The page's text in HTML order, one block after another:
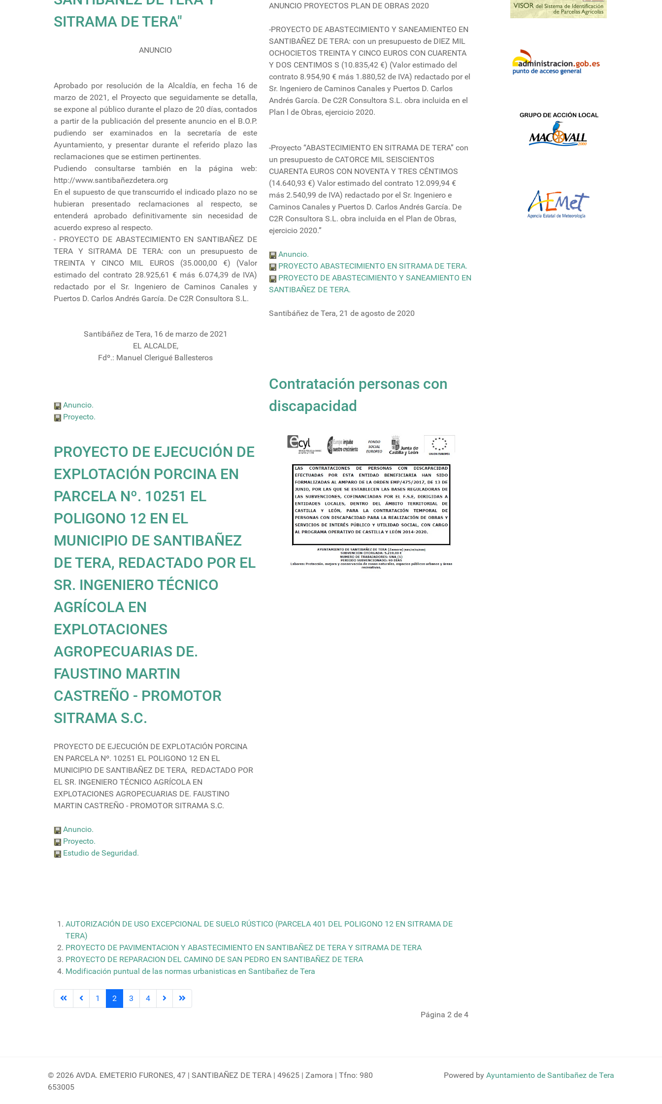
SITRAMA DE TERA"
ANUNCIO
Aprobado por resolución de la Alcaldía, en fecha 16 de
marzo de 2021, el Proyecto que seguidamente se detalla,
se expone al público durante el plazo de 20 días, contados
a partir de la publicación del presente anuncio en el B.O.P.
pudiendo ser examinados en la secretaría de este
Ayuntamiento, y presentar durante el referido plazo las
reclamaciones que se estimen pertinentes.
Pudiendo consultarse también en la página web:
http://www.santibañezdetera.org
En el supuesto de que transcurrido el indicado plazo no se
hubieran presentado reclamaciones al respecto, se
entenderá aprobado definitivamente sin necesidad de
acuerdo expreso al respecto.
- PROYECTO DE ABASTECIMIENTO EN SANTIBAÑEZ DE
TERA Y SITRAMA DE TERA: con un presupuesto de
TREINTA Y CINCO MIL EUROS (35.000,00 €) (Valor
estimado del contrato 28.925,61 € más 6.074,39 de IVA)
redactado por el Sr. Ingeniero de Caminos Canales y
Puertos D. Carlos Andrés García. De C2R Consultora S.L.
Santibáñez de Tera, 16 de marzo de 2021
EL ALCALDE,
Fdº.: Manuel Clerigué Ballesteros
Anuncio.
Proyecto.
PROYECTO DE EJECUCIÓN DE
EXPLOTACIÓN PORCINA EN
PARCELA Nº. 10251 EL
POLIGONO 12 EN EL
MUNICIPIO DE SANTIBAÑEZ
DE TERA, REDACTADO POR EL
SR. INGENIERO TÉCNICO
AGRÍCOLA EN
EXPLOTACIONES
AGROPECUARIAS DE.
FAUSTINO MARTIN
CASTREÑO - PROMOTOR
SITRAMA S.C.
PROYECTO DE EJECUCIÓN DE EXPLOTACIÓN PORCINA
EN PARCELA Nº. 10251 EL POLIGONO 12 EN EL
MUNICIPIO DE SANTIBAÑEZ DE TERA, REDACTADO POR
EL SR. INGENIERO TÉCNICO AGRÍCOLA EN
EXPLOTACIONES AGROPECUARIAS DE. FAUSTINO
MARTIN CASTREÑO - PROMOTOR SITRAMA S.C.
Anuncio.
Proyecto.
Estudio de Seguridad.
ANUNCIO PROYECTOS PLAN DE OBRAS 2020
-PROYECTO DE ABASTECIMIENTO Y SANEAMIENTEO EN
SANTIBAÑEZ DE TERA: con un presupuesto de DIEZ MIL
OCHOCIETOS TREINTA Y CINCO EUROS CON CUARENTA
Y DOS CENTIMOS S (10.835,42 €) (Valor estimado del
contrato 8.954,90 € más 1.880,52 de IVA) redactado por el
Sr. Ingeniero de Caminos Canales y Puertos D. Carlos
Andrés García. De C2R Consultora S.L. obra incluida en el
Plan l de Obras, ejercicio 2020.
-Proyecto “ABASTECIMIENTO EN SITRAMA DE TERA” con
un presupuesto de CATORCE MIL SEISCIENTOS
CUARENTA EUROS CON NOVENTA Y TRES CÉNTIMOS
(14.640,93 €) Valor estimado del contrato 12.099,94 €
más 2.540,99 de IVA) redactado por el Sr. Ingeniero e
Caminos Canales y Puertos D. Carlos Andrés García. De
C2R Consultora S.L. obra incluida en el Plan de Obras,
ejercicio 2020.”
Anuncio.
PROYECTO ABASTECIMIENTO EN SITRAMA DE TERA.
PROYECTO DE ABASTECIMIENTO Y SANEAMIENTO EN
SANTIBAÑEZ DE TERA.
Santibáñez de Tera, 21 de agosto de 2020
Contratación personas con
discapacidad
AUTORIZACIÓN DE USO EXCEPCIONAL DE SUELO RÚSTICO (PARCELA 401 DEL POLIGONO 12 EN SITRAMA DE
TERA)
PROYECTO DE PAVIMENTACION Y ABASTECIMIENTO EN SANTIBAÑEZ DE TERA Y SITRAMA DE TERA
PROYECTO DE REPARACION DEL CAMINO DE SAN PEDRO EN SANTIBAÑEZ DE TERA
Modificación puntual de las normas urbanisticas en Santibañez de Tera
Página 2 de 4
1 2 3 4
© 2026 AVDA. EMETERIO FURONES, 47 | SANTIBAÑEZ DE TERA | 49625 | Zamora | Tfno: 980
653005
Powered by Ayuntamiento de Santibañez de Tera